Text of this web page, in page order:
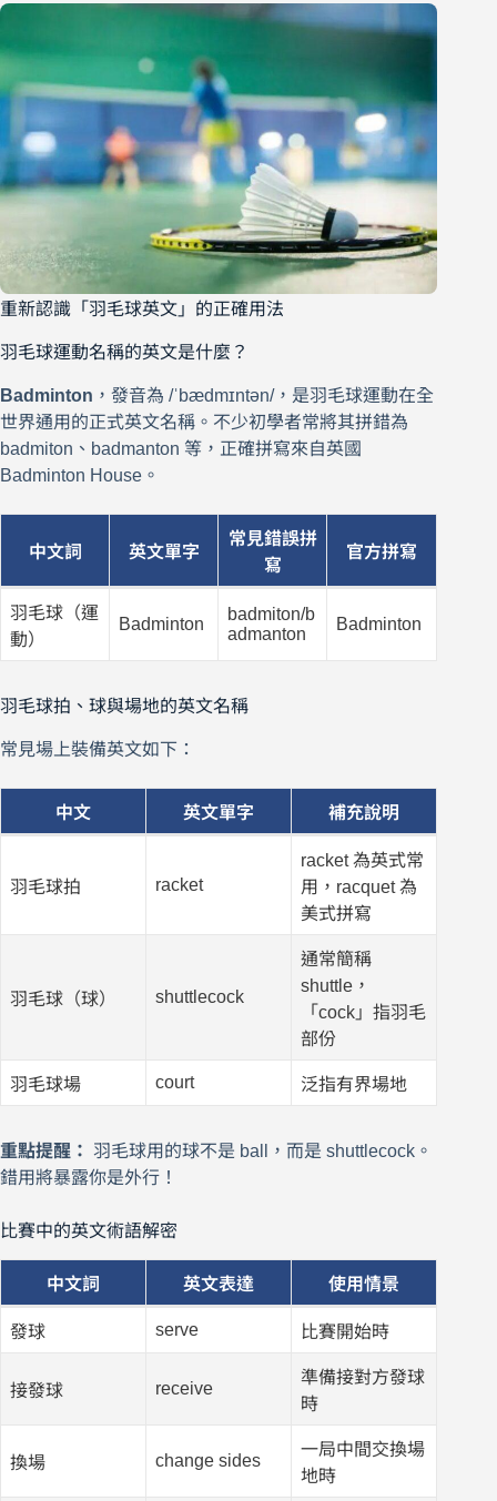
重新認識「羽毛球英文」的正確用法
羽毛球運動名稱的英文是什麼？
Badminton ，發音為 /ˈbædmɪntən/，是羽毛球運動在全
世界通用的正式英文名稱。不少初學者常將其拼錯為
badmiton、badmanton 等，正確拼寫來自英國
Badminton House。
中文詞 英文單字
常見錯誤拼
寫
官方拼寫
羽毛球（運
動）
Badminton
badmiton/b
admanton
Badminton
羽毛球拍、球與場地的英文名稱
常見場上裝備英文如下：
中文 英文單字 補充說明
羽毛球拍 racket
racket 為英式常
用，racquet 為
美式拼寫
羽毛球（球） shuttlecock
通常簡稱
shuttle，
「cock」指羽毛
部份
羽毛球場 court 泛指有界場地
重點提醒： 羽毛球用的球不是 ball，而是 shuttlecock。
錯用將暴露你是外行！
比賽中的英文術語解密
中文詞 英文表達 使用情景
發球 serve 比賽開始時
接發球 receive
準備接對方發球
時
換場 change sides
一局中間交換場
地時